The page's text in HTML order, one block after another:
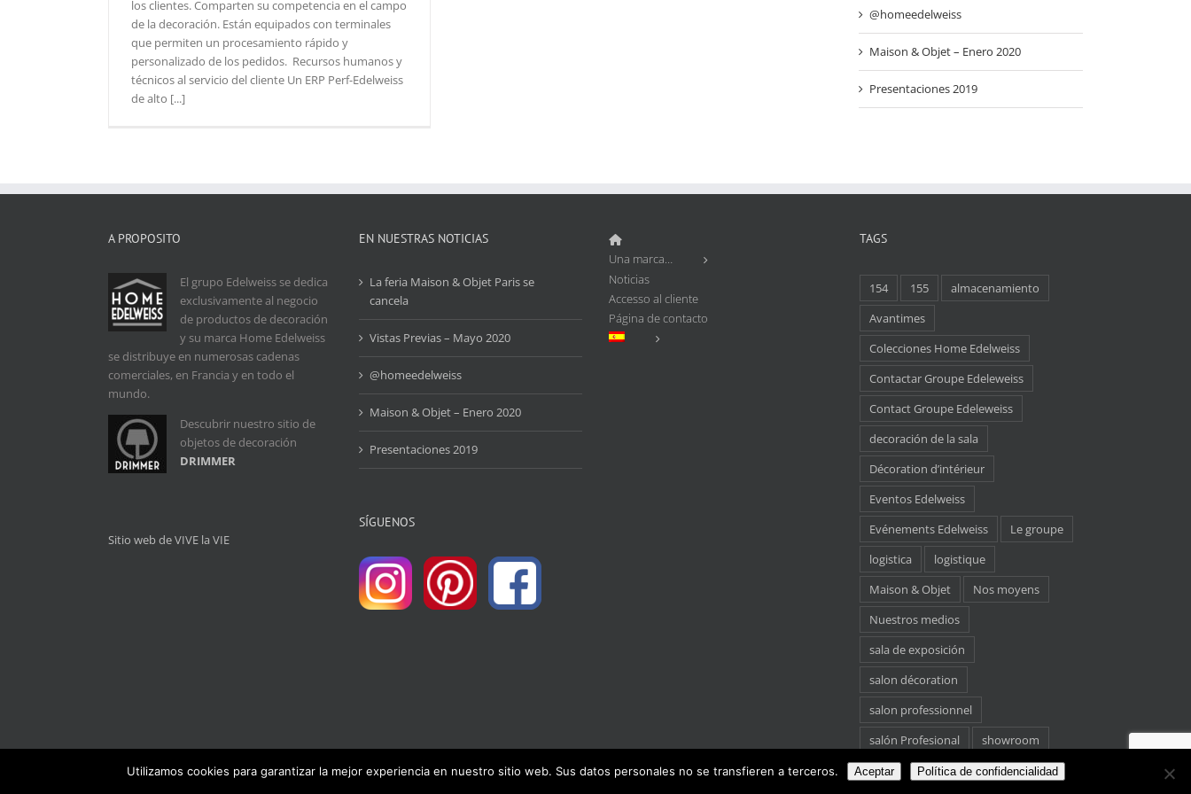
los clientes. Comparten su competencia en el campo
de la decoración. Están equipados con terminales
que permiten un procesamiento rápido y
personalizado de los pedidos. Recursos humanos y
técnicos al servicio del cliente Un ERP Perf-Edelweiss
de alto [...]
@homeedelweiss
Maison & Objet – Enero 2020
Presentaciones 2019
A PROPOSITO
El grupo Edelweiss se dedica
exclusivamente al negocio
de productos de decoración
y su marca Home Edelweiss
se distribuye en numerosas cadenas
comerciales, en Francia y en todo el
mundo.
Descubrir nuestro sitio de
objetos de decoración
DRIMMER
Sitio web de VIVE la VIE
EN NUESTRAS NOTICIAS
La feria Maison & Objet Paris se
cancela
Vistas Previas – Mayo 2020
@homeedelweiss
Maison & Objet – Enero 2020
Presentaciones 2019
SÍGUENOS
Una marca…
Noticias
Accesso al cliente
Página de contacto
TAGS
154 155
almacenamiento
Avantimes
Colecciones Home Edelweiss
Contactar Groupe Edeleweiss
Contact Groupe Edeleweiss
decoración de la sala
Décoration d’intérieur
Eventos Edelweiss
Evénements Edelweiss
Le groupe
logistica
logistique
Maison & Objet
Nos moyens
Nuestros medios
sala de exposición
salon décoration
salon professionnel
salón Profesional
showroom
stockage
Utilizamos cookies para garantizar la mejor experiencia en nuestro sitio web. Sus datos personales no se transfieren a terceros. Aceptar Política de confidencialidad